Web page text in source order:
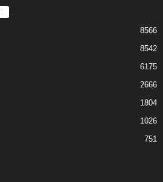
8566
8542
6175
2666
1804
1026
751